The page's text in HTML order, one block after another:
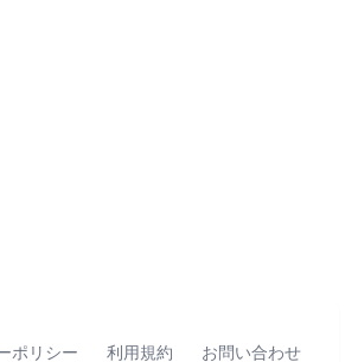
ポリシー 利用規約 お問い合わせ